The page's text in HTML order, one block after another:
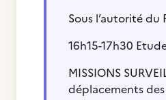
Sous l’autorité du
16h15-17h30
MISSIONS
déplacements des